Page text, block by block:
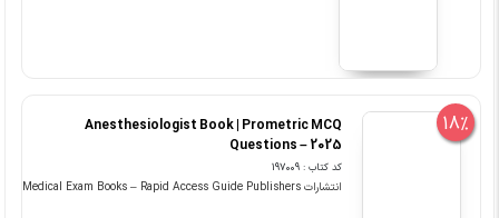
18%
Anesthesiologist Book | Prometric MCQ
Questions – 2025
کد کتاب : 197009
انتشارات Medical Exam Books – Rapid Access Guide Publishers